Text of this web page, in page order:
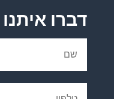
דברו איתנו